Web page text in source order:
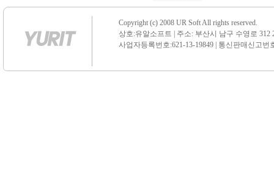
Copyright (c) 2008 UR Soft All rights reserved.
상호:유알소프트 | 주소: 부산시 남구 수영로 312
사업자등록번호:621-13-19849 | 통신판매신고번